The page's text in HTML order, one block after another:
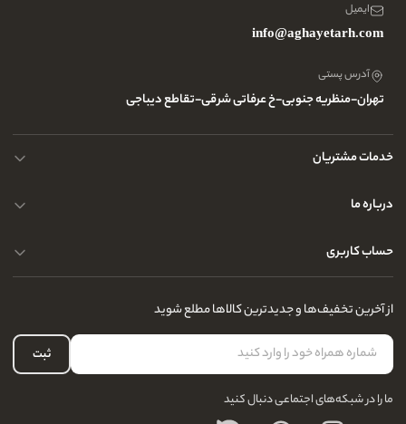
ایمیل
info@aghayetarh.com
آدرس پستی
تهران-منظریه جنوبی-خ عرفاتی شرقی-تقاطع دیباجی
خدمات مشتریان
محصولات چرم
حریم خصوصی کاربران
درباره ما
تماس با ما
سوالات متداول
درباره ما
پرسش و پاسخ های متداول
مجله و بلاگ
حساب کاربری
لیست علاقه‌مندی
حساب کاربری
از آخرین تخفیف‌ها و جدیدترین کالاها مطلع شوید
ثبت
ما را در شبکه‌های اجتماعی دنبال کنید